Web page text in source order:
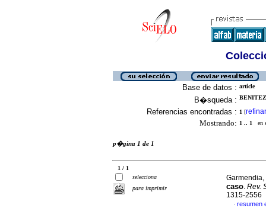
Base de datos : article
B�squeda :
Referencias encontradas : 1 [refinar
Mostrando: 1 .. 1 en
p�gina 1 de 1
1 / 1
selecciona
para imprimir
caso. Rev.
1315-2556
· resumen